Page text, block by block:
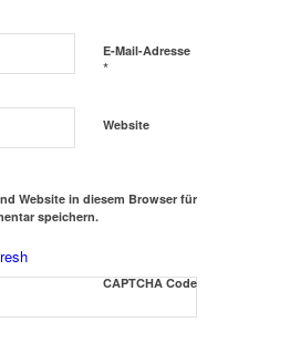
E-Mail-Adresse
*
Website
Website in diesem Browser für
speichern.
CAPTCHA Code